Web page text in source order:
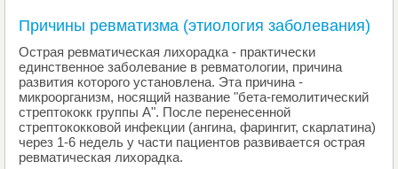
Причины ревматизма (этиология заболевания)
Острая ревматическая лихорадка - практически
единственное заболевание в ревматологии, причина
развития которого установлена. Эта причина -
микроорганизм, носящий название "бета-гемолитический
стрептококк группы А". После перенесенной
стрептококковой инфекции (ангина, фарингит, скарлатина)
через 1-6 недель у части пациентов развивается острая
ревматическая лихорадка.